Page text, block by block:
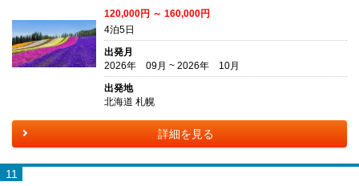
120,000円 ～ 160,000円
4泊5日
出発月
2026年 09月 ~ 2026年 10月
出発地
北海道 札幌
詳細を見る
11